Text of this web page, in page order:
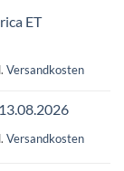
ET
Versandkosten
Versandkosten